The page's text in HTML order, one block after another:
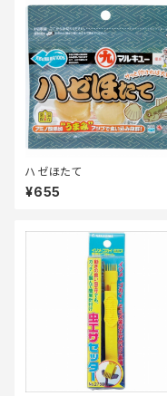
ハゼほたて
¥655